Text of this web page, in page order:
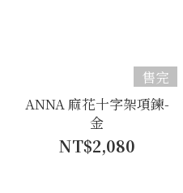
售完
ANNA 麻花十字架項鍊-
金
NT$2,080